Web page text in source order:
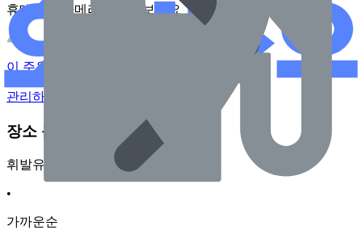
휴대전화 카메라로 찍어보세요
이 주유소의 사장님이신가요?
관리하기
장소 근처 주유소
휘발유
•
가까운순